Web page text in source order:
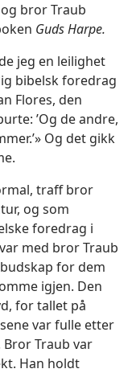
bror Traub
Guds Harpe.
jeg en leilighet
bibelsk foredrag
Flores, den
’Og de andre,
Og det gikk
traff bror
og som
foredrag i
med bror Traub
for dem
igjen. Den
for tallet på
var fulle etter
Traub var
Han holdt